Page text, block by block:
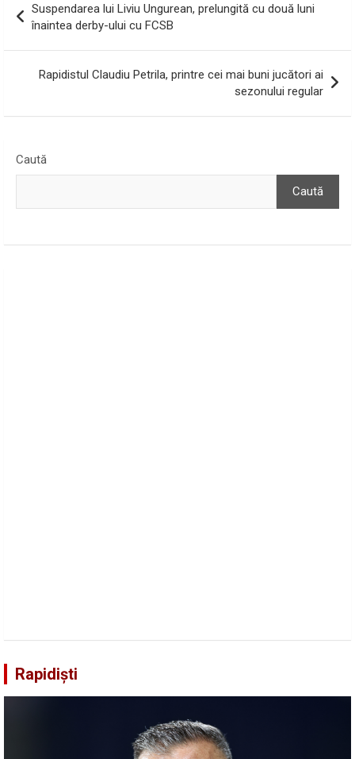
în
articole
Suspendarea lui Liviu Ungurean, prelungită cu două luni
înaintea derby-ului cu FCSB
Rapidistul Claudiu Petrila, printre cei mai buni jucători ai
sezonului regular
Caută
Caută
Rapidiști